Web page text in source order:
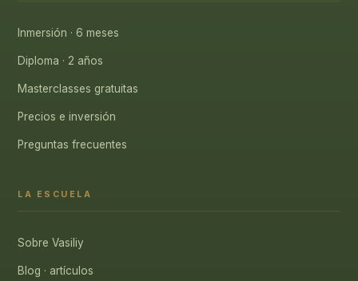
Inmersión · 6 meses
Diploma · 2 años
Masterclasses gratuitas
Precios e inversión
Preguntas frecuentes
LA ESCUELA
Sobre Vasiliy
Blog · artículos